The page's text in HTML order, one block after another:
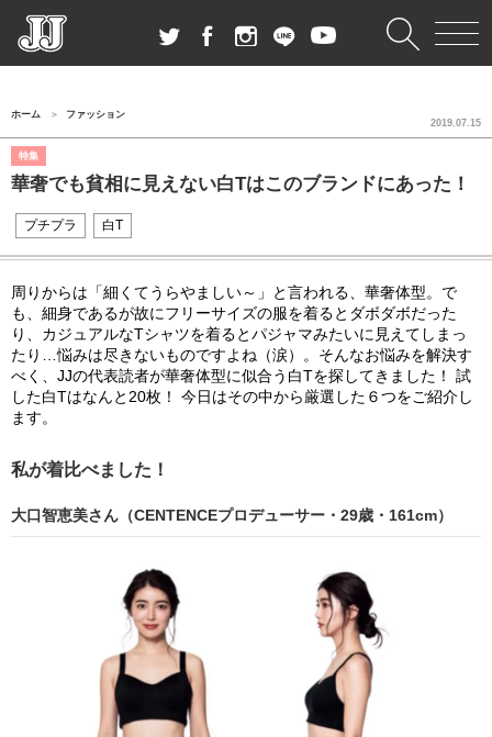
ホーム ファッション
特集
華奢でも貧相に見えない白Tはこのブランドにあった！
2019.07.15
プチプラ 白T
周りからは「細くてうらやましい～」と言われる、華奢体型。で
も、細身であるが故にフリーサイズの服を着るとダボダボだった
り、カジュアルなTシャツを着るとパジャマみたいに見えてしまっ
たり…悩みは尽きないものですよね（涙）。そんなお悩みを解決す
べく、JJの代表読者が華奢体型に似合う白Tを探してきました！ 試
した白Tはなんと20枚！ 今日はその中から厳選した６つをご紹介し
ます。
私が着比べました！
大口智恵美さん（CENTENCEプロデューサー・29歳・161cm）